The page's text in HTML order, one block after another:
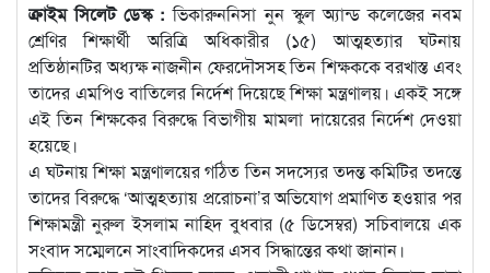
ক্রাইম সিলেট ডেস্ক : ভিকারুননিসা নুন স্কুল অ্যান্ড কলেজের নবম
শ্রেণির শিক্ষার্থী অরিত্রি অধিকারীর (১৫) আত্মহত্যার ঘটনায়
প্রতিষ্ঠানটির অধ্যক্ষ নাজনীন ফেরদৌসসহ তিন শিক্ষককে বরখাস্ত এবং
তাদের এমপিও বাতিলের নির্দেশ দিয়েছে শিক্ষা মন্ত্রণালয়। একই সঙ্গে
এই তিন শিক্ষকের বিরুদ্ধে বিভাগীয় মামলা দায়েরের নির্দেশ দেওয়া
হয়েছে।
এ ঘটনায় শিক্ষা মন্ত্রণালয়ের গঠিত তিন সদস্যের তদন্ত কমিটির তদন্তে
তাদের বিরুদ্ধে ‘আত্মহত্যায় প্ররোচনা’র অভিযোগ প্রমাণিত হওয়ার পর
শিক্ষামন্ত্রী নুরুল ইসলাম নাহিদ বুধবার (৫ ডিসেম্বর) সচিবালয়ে এক
সংবাদ সম্মেলনে সাংবাদিকদের এসব সিদ্ধান্তের কথা জানান।